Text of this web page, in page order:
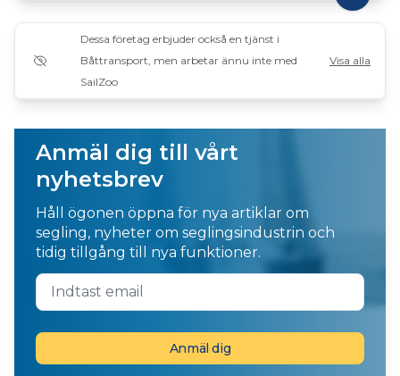
Dessa företag erbjuder också en tjänst i
Båttransport, men arbetar ännu inte med
SailZoo
Visa alla
Anmäl dig till vårt
nyhetsbrev
Håll ögonen öppna för nya artiklar om
segling, nyheter om seglingsindustrin och
tidig tillgång till nya funktioner.